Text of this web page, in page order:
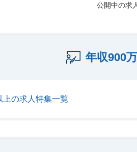
公開中の求
年収900
上の求人特集一覧